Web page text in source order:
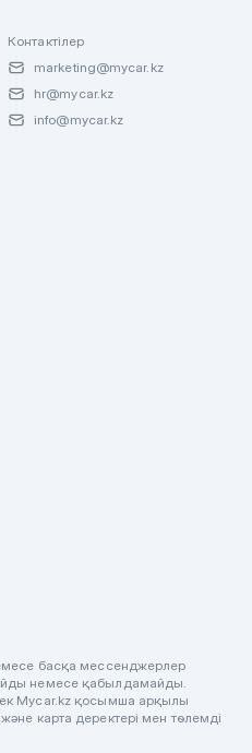
Контактілер
marketing@mycar.kz
hr@mycar.kz
info@mycar.kz
басқа мессенджерлер
немесе қабылдамайды.
Mycar.kz қосымша арқылы
карта деректері мен төлемді